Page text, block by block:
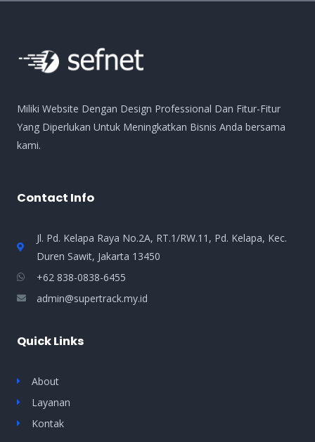
Miliki Website Dengan Design Professional Dan Fitur-Fitur
Yang Diperlukan Untuk Meningkatkan Bisnis Anda bersama
kami.
Contact Info
Jl. Pd. Kelapa Raya No.2A, RT.1/RW.11, Pd. Kelapa, Kec.
Duren Sawit, Jakarta 13450
+62 838-0838-6455
admin@supertrack.my.id
Quick Links
About
Layanan
Kontak